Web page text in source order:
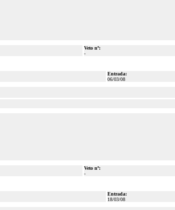
Veto nº:
-
Entrada:
06/03/08
Veto nº:
-
Entrada:
18/03/08